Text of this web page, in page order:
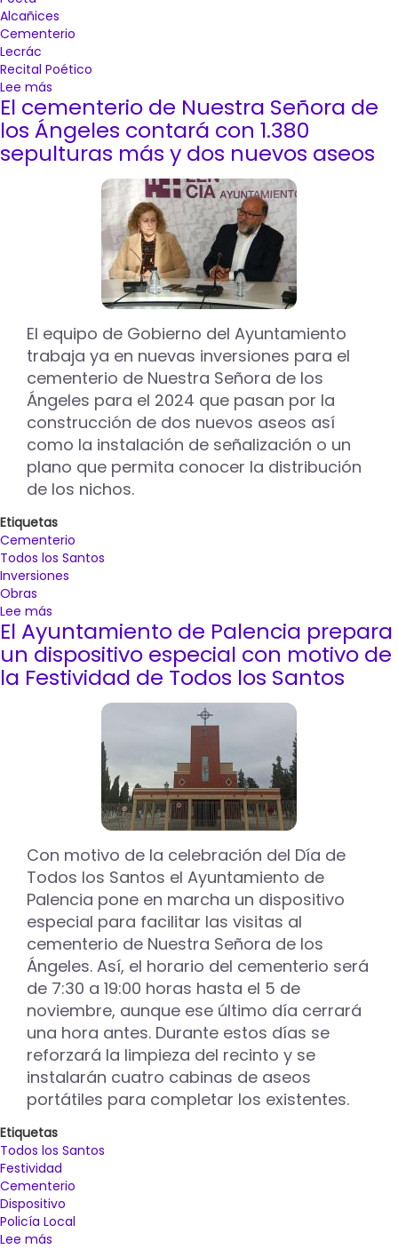
Alcañices
Cementerio
Lecrác
Recital Poético
Lee más
Cálido
homenaje
a
la
Margarita
Ferreras
Palencia
El cementerio de Nuestra Señora de
los Ángeles contará con 1.380
sepulturas más y dos nuevos aseos
El equipo de Gobierno del Ayuntamiento
trabaja ya en nuevas inversiones para el
cementerio de Nuestra Señora de los
Ángeles para el 2024 que pasan por la
construcción de dos nuevos aseos así
como la instalación de señalización o un
plano que permita conocer la distribución
de los nichos.
Etiquetas
Cementerio
Todos los Santos
Inversiones
Obras
Lee más
El
cementerio
de
Nuestra
contará
sepulturas
y
dos
nuevos
aseos
El Ayuntamiento de Palencia prepara
un dispositivo especial con motivo de
la Festividad de Todos los Santos
Con motivo de la celebración del Día de
Todos los Santos el Ayuntamiento de
Palencia pone en marcha un dispositivo
especial para facilitar las visitas al
cementerio de Nuestra Señora de los
Ángeles. Así, el horario del cementerio será
de 7:30 a 19:00 horas hasta el 5 de
noviembre, aunque ese último día cerrará
una hora antes. Durante estos días se
reforzará la limpieza del recinto y se
instalarán cuatro cabinas de aseos
portátiles para completar los existentes.
Etiquetas
Todos los Santos
Festividad
Cementerio
Dispositivo
Policía Local
Lee más